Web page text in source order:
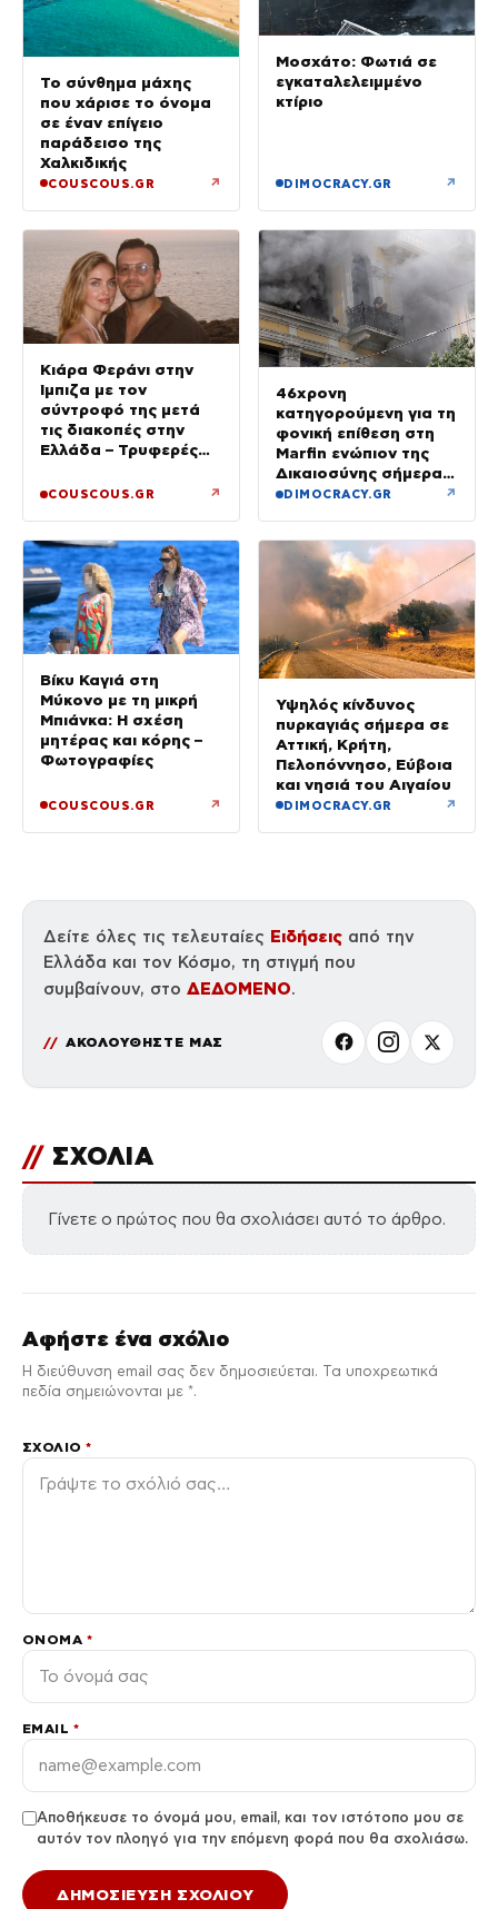
Το σύνθημα μάχης
που χάρισε το όνομα
σε έναν επίγειο
παράδεισο της
Χαλκιδικής
COUSCOUS.GR ↗
Μοσχάτο: Φωτιά σε
εγκαταλελειμμένο
κτίριο
DIMOCRACY.GR ↗
Κιάρα Φεράνι στην
Ίμπιζα με τον
σύντροφό της μετά
τις διακοπές στην
Ελλάδα – Τρυφερές
COUSCOUS.GR ↗
46χρονη
κατηγορούμενη για τη
φονική επίθεση στη
Marfin ενώπιον της
Δικαιοσύνης σήμερα –
Τα στοιχεία που την
DIMOCRACY.GR ↗
Βίκυ Καγιά στη
Μύκονο με τη μικρή
Μπιάνκα: Η σχέση
μητέρας και κόρης –
Φωτογραφίες
COUSCOUS.GR ↗
Υψηλός κίνδυνος
πυρκαγιάς σήμερα σε
Αττική, Κρήτη,
Πελοπόννησο, Εύβοια
και νησιά του Αιγαίου
DIMOCRACY.GR ↗
Δείτε όλες τις τελευταίες Ειδήσεις από την
Ελλάδα και τον Κόσμο, τη στιγμή που
συμβαίνουν, στο ΔΕΔΟΜΕΝΟ.
ΑΚΟΛΟΥΘΗΣΤΕ ΜΑΣ
// ΣΧΟΛΙΑ
Γίνετε ο πρώτος που θα σχολιάσει αυτό το άρθρο.
Αφήστε ένα σχόλιο
Η διεύθυνση email σας δεν δημοσιεύεται. Τα υποχρεωτικά
πεδία σημειώνονται με *.
ΣΧΌΛΙΟ*
ΌΝΟΜΑ *
EMAIL *
Αποθήκευσε το όνομά μου, email, και τον ιστότοπο μου σε
αυτόν τον πλοηγό για την επόμενη φορά που θα σχολιάσω.